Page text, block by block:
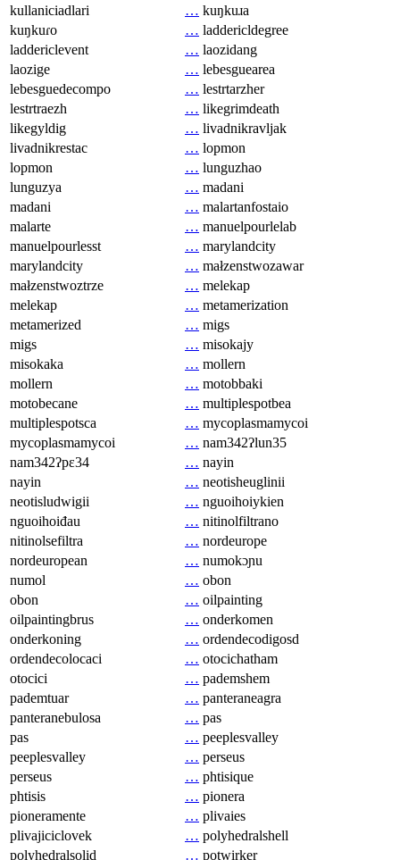
kullaniciadlari
… kuŋkuɹa
kuŋkuɾo
… laddericldegree
laddericlevent
… laozidang
laozige
… lebesguearea
lebesguedecompo
… lestrtarzher
lestrtraezh
… likegrimdeath
likegyldig
… livadnikravljak
livadnikrestac
… lopmon
lopmon
… lunguzhao
lunguzya
… madani
madani
… malartanfostaio
malarte
… manuelpourlelab
manuelpourlesst
… marylandcity
marylandcity
… małzenstwozawar
małzenstwoztrze
… melekap
melekap
… metamerization
metamerized
… migs
migs
… misokajy
misokaka
… mollern
mollern
… motobbaki
motobecane
… multiplespotbea
multiplespotsca
… mycoplasmamycoi
mycoplasmamycoi
… nam342ʔlun35
nam342ʔpɛ34
… nayin
nayin
… neotisheuglinii
neotisludwigii
… nguoihoiykien
nguoihoiđau
… nitinolfiltrano
nitinolsefiltra
… nordeurope
nordeuropean
… numokɔɲu
numol
… obon
obon
… oilpainting
oilpaintingbrus
… onderkomen
onderkoning
… ordendecodigosd
ordendecolocaci
… otocichatham
otocici
… pademshem
pademtuar
… panteraneagra
panteranebulosa
… pas
pas
… peeplesvalley
peeplesvalley
… perseus
perseus
… phtisique
phtisis
… pionera
pioneramente
… plivaies
plivajiciclovek
… polyhedralshell
polyhedralsolid
… potwirker